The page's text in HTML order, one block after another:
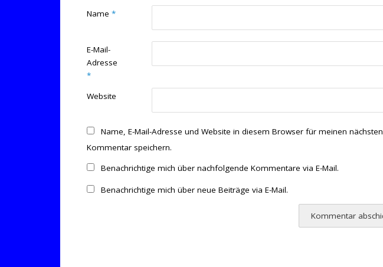
Name *
E-Mail-
Adresse
*
Website
Name, E-Mail-Adresse und Website in diesem Browser für meinen nächsten
Kommentar speichern.
Benachrichtige mich über nachfolgende Kommentare via E-Mail.
Benachrichtige mich über neue Beiträge via E-Mail.